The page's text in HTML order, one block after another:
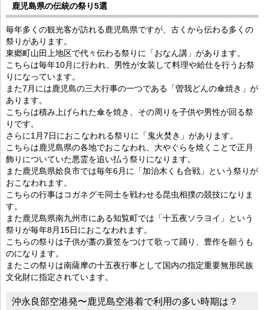
鹿児島県の伝統の祭り5選
毎年多くの観光客が訪れる鹿児島県ですが、古くから伝わる多くの
祭りがあります。
東郷町山田上地区で代々伝わる祭りに「おなん講」があります。
こちらは毎年10月に行われ、男性が女装して料理や給仕を行うお祭
りになっています。
また7月には鹿児島の三大行事の一つである「曽我どんの傘焼き」が
あります。
こちらは積み上げられた傘を焼き、その周りを子供や男性が回る祭
りです。
さらに1月7日におこなわれる祭りに「鬼火焚き」があります。
こちらは鹿児島県の各地でおこなわれ、大やぐらを焼くことで正月
飾りについていた悪霊を追い払う祭りになります。
また鹿児島県姶良市では毎年6月に「加治木くも合戦」という祭りが
おこなわれます。
こちらの行事はコガネグモ同士を戦わせる昆虫相撲の競技になりま
す。
また鹿児島県南九州市にある知覧町では「十五夜ソラヨイ」という
祭りが毎年8月15日におこなわれます。
こちらの祭りは子供が藁の蓑笠をつけて歌って踊り、豊作を願うも
のになります。
またこの祭りは南薩摩の十五夜行事として国内の指定重要無形民族
文化財に指定されています。
沖永良部空港発〜鹿児島空港着で利用の多い時期は？